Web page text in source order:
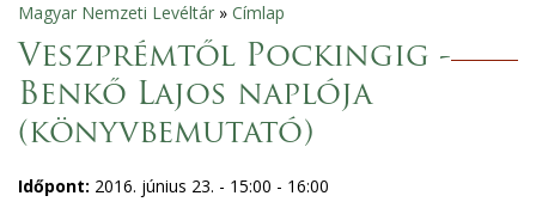
Jelenlegi
hely
Magyar Nemzeti Levéltár » Címlap
Veszprémtől Pockingig -
Benkő Lajos naplója
(könyvbemutató)
Időpont: 2016. június 23. - 15:00 - 16:00